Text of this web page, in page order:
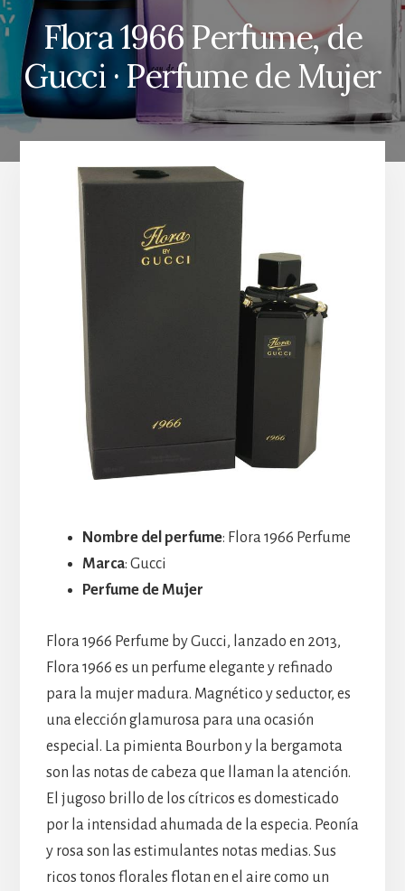
Flora 1966 Perfume, de
Gucci · Perfume de Mujer
Nombre del perfume: Flora 1966 Perfume
Marca: Gucci
Perfume de Mujer
Flora 1966 Perfume by Gucci, lanzado en 2013,
Flora 1966 es un perfume elegante y refinado
para la mujer madura. Magnético y seductor, es
una elección glamurosa para una ocasión
especial. La pimienta Bourbon y la bergamota
son las notas de cabeza que llaman la atención.
El jugoso brillo de los cítricos es domesticado
por la intensidad ahumada de la especia. Peonía
y rosa son las estimulantes notas medias. Sus
ricos tonos florales flotan en el aire como un